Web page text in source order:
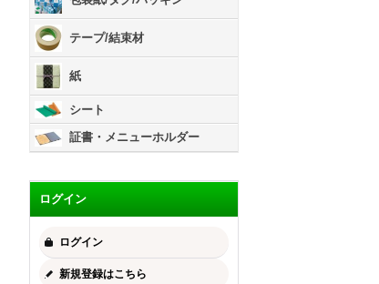
テープ/結束材
紙
シート
証書・メニューホルダー
ログイン
ログイン
新規登録はこちら